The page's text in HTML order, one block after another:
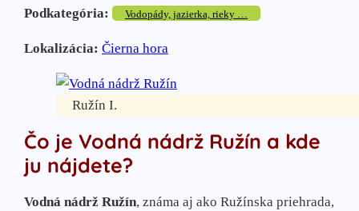
Podkategória: Vodopády, jazierka, rieky …
Lokalizácia: Čierna hora
Ružín I.
Čo je Vodná nádrž Ružín a kde
ju nájdete?
Vodná nádrž Ružín, známa aj ako Ružínska priehrada,